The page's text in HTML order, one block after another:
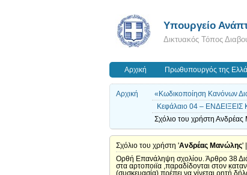
Υπουργείο
Δικτυακός Τόπος
Αρχική Πρωθυπουργός της
Αρχική
«Κωδικοποίηση Κανόνων
Κεφάλαιο 04 –
Σχόλιο του χρήστη
Σχόλιο του χρήστη 'Ανδρέας Μανώλης'
Ορθή Επανάληψη σχολίου. Άρθρο 38
στα αρτοποιϊα ,παραδίδονται στον
(συσκευασία) πρέπει να γίνεται ρητή